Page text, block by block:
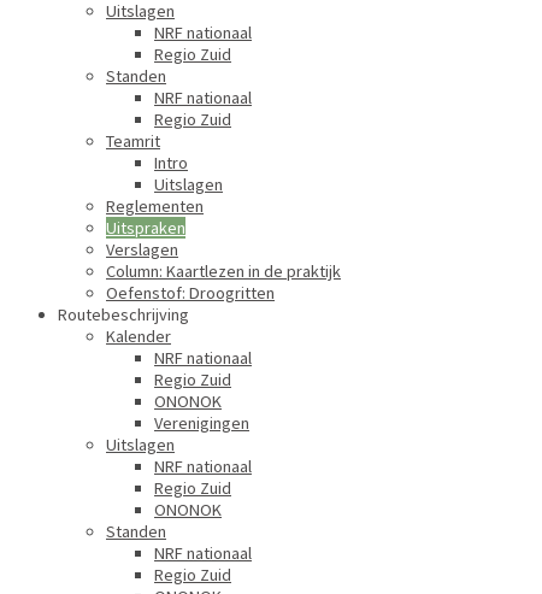
Uitslagen
NRF nationaal
Regio Zuid
Standen
NRF nationaal
Regio Zuid
Teamrit
Intro
Uitslagen
Reglementen
Uitspraken
Verslagen
Column: Kaartlezen in de praktijk
Oefenstof: Droogritten
Routebeschrijving
Kalender
NRF nationaal
Regio Zuid
ONONOK
Verenigingen
Uitslagen
NRF nationaal
Regio Zuid
ONONOK
Standen
NRF nationaal
Regio Zuid